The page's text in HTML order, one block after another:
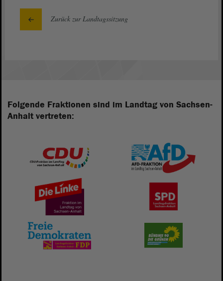
Zurück zur Landtagssitzung
Folgende Fraktionen sind im Landtag von Sachsen-
Anhalt vertreten: